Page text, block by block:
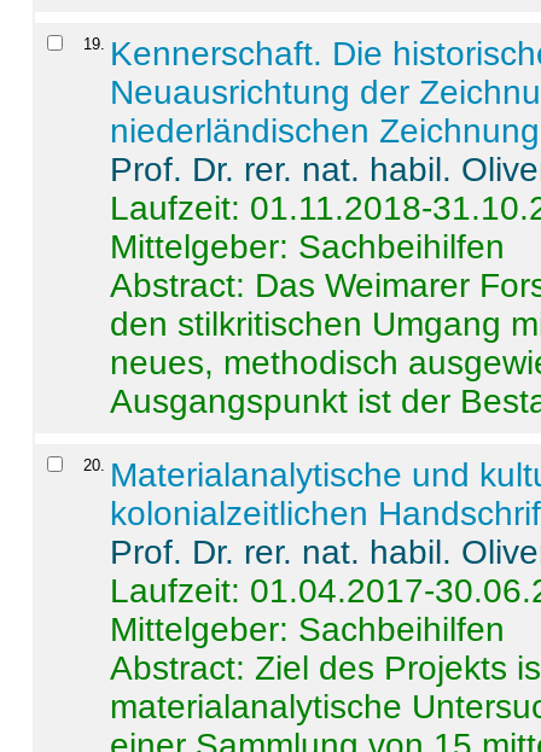
19
Kennerschaft. Die
Neuausrichtung der
niederländischen
Prof. Dr. rer. nat. habil.
Laufzeit: 01.11.2018-
Mittelgeber: Sachbeihilfen
Abstract: Das Weimarer
den stilkritischen Umgang
neues, methodisch
Ausgangspunkt ist der
20
Materialanalytische und
kolonialzeitlichen
Prof. Dr. rer. nat. habil.
Laufzeit: 01.04.2017-
Mittelgeber: Sachbeihilfen
Abstract:Ziel des Projekts
materialanalytische